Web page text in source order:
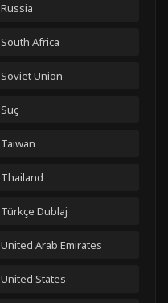
Russia
South Africa
Soviet Union
Suç
Taiwan
Thailand
Türkçe Dublaj
United Arab Emirates
United States